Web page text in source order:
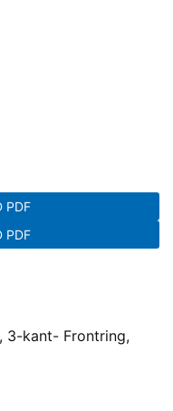
PDF
PDF
3-kant- Frontring,